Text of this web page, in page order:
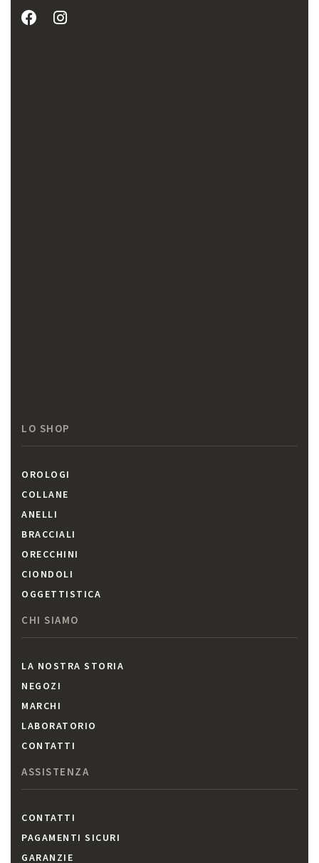
LO SHOP
OROLOGI
COLLANE
ANELLI
BRACCIALI
ORECCHINI
CIONDOLI
OGGETTISTICA
CHI SIAMO
LA NOSTRA STORIA
NEGOZI
MARCHI
LABORATORIO
CONTATTI
ASSISTENZA
CONTATTI
PAGAMENTI SICURI
GARANZIE